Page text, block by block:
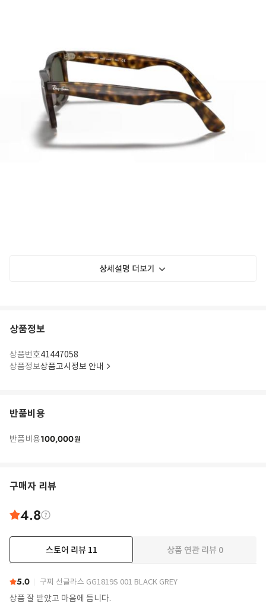
상세설명 더보기
상품정보
상품번호41447058
상품정보상품고시정보 안내
반품비용
반품비용100,000원
구매자 리뷰
4.8
스토어 리뷰 11 상품 연관 리뷰 0
5.0 구찌 선글라스 GG1819S 001 BLACK GREY
상품 잘 받았고 마음에 듭니다.